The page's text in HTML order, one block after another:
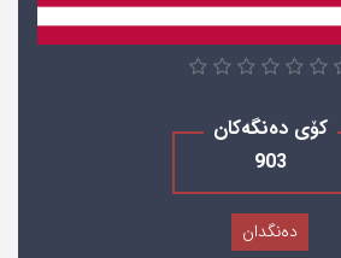
کۆی دەنگەکان
903
دەنگدان